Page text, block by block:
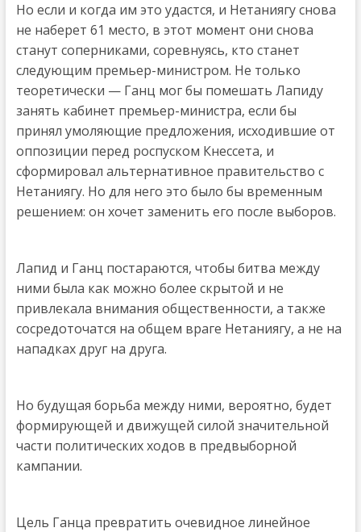
Но если и когда им это удастся, и Нетаниягу снова
не наберет 61 место, в этот момент они снова
станут соперниками, соревнуясь, кто станет
следующим премьер-министром. Не только
теоретически — Ганц мог бы помешать Лапиду
занять кабинет премьер-министра, если бы
принял умоляющие предложения, исходившие от
оппозиции перед роспуском Кнессета, и
сформировал альтернативное правительство с
Нетаниягу. Но для него это было бы временным
решением: он хочет заменить его после выборов.
Лапид и Ганц постараются, чтобы битва между
ними была как можно более скрытой и не
привлекала внимания общественности, а также
сосредоточатся на общем враге Нетаниягу, а не на
нападках друг на друга.
Но будущая борьба между ними, вероятно, будет
формирующей и движущей силой значительной
части политических ходов в предвыборной
кампании.
Цель Ганца превратить очевидное линейное